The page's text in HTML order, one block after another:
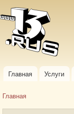
Главное меню
Главная Услуги
Главная